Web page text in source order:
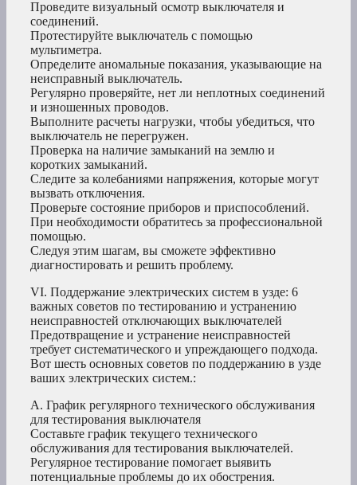
Проведите визуальный осмотр выключателя и
соединений.
Протестируйте выключатель с помощью
мультиметра.
Определите аномальные показания, указывающие на
неисправный выключатель.
Регулярно проверяйте, нет ли неплотных соединений
и изношенных проводов.
Выполните расчеты нагрузки, чтобы убедиться, что
выключатель не перегружен.
Проверка на наличие замыканий на землю и
коротких замыканий.
Следите за колебаниями напряжения, которые могут
вызвать отключения.
Проверьте состояние приборов и приспособлений.
При необходимости обратитесь за профессиональной
помощью.
Следуя этим шагам, вы сможете эффективно
диагностировать и решить проблему.
VI. Поддержание электрических систем в узде: 6
важных советов по тестированию и устранению
неисправностей отключающих выключателей
Предотвращение и устранение неисправностей
требует систематического и упреждающего подхода.
Вот шесть основных советов по поддержанию в узде
ваших электрических систем.:
A. График регулярного технического обслуживания
для тестирования выключателя
Составьте график текущего технического
обслуживания для тестирования выключателей.
Регулярное тестирование помогает выявить
потенциальные проблемы до их обострения.